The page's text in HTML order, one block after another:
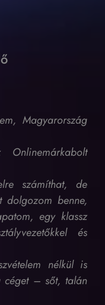
Magyarország
Onlinemárkabolt
számíthat, de
dolgozom benne,
egy klassz
és
nélkül is
céget – sőt, talán